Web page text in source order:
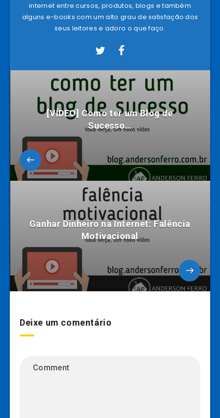
internet entre cursos, produtos, blogs e também
alguns e-books com um alto grau de satisfação dos
seus leitores e adoro o que faço.
[VÍDEO] Como ter um Blog de
Sucesso…
Ganhar Dinheiro na Internet: Falência
Motivacional
Deixe um comentário